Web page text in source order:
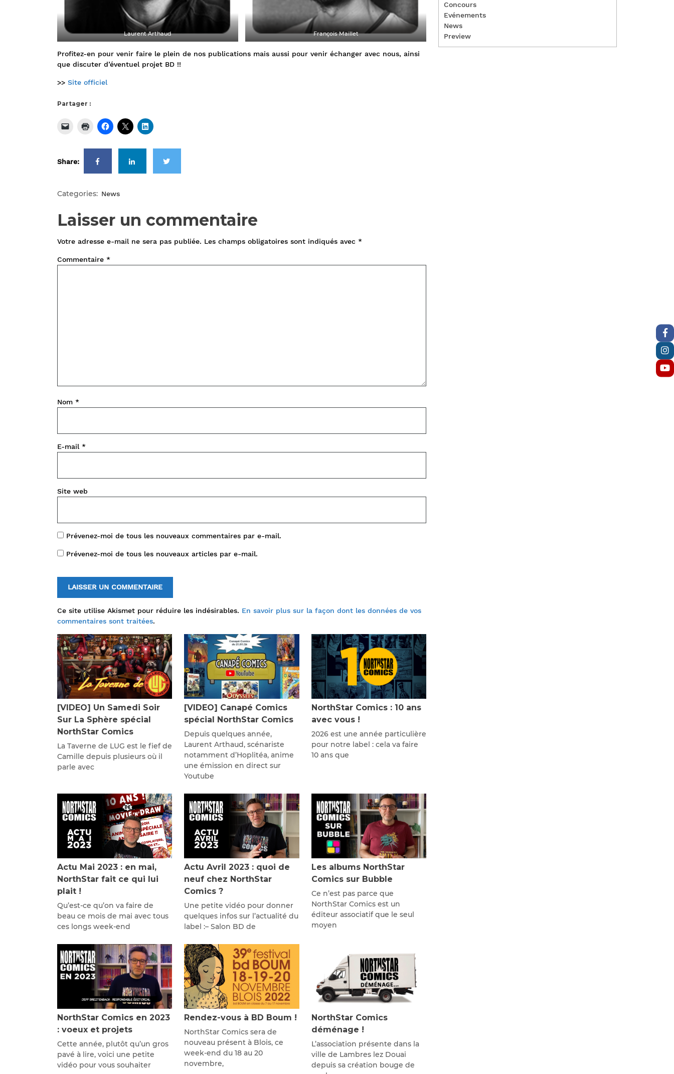
Laurent Arthaud François Maillet
Profitez-en pour venir faire le plein de nos publications mais aussi pour venir échanger avec nous, ainsi
que discuter d’éventuel projet BD !!
>> Site officiel
Partager :
Share:
Categories: News
Laisser un commentaire
Votre adresse e-mail ne sera pas publiée. Les champs obligatoires sont indiqués avec *
Commentaire *
Nom *
E-mail *
Site web
Prévenez-moi de tous les nouveaux commentaires par e-mail.
Prévenez-moi de tous les nouveaux articles par e-mail.
Ce site utilise Akismet pour réduire les indésirables. En savoir plus sur la façon dont les données de vos
commentaires sont traitées.
[VIDEO] Un Samedi Soir
Sur La Sphère spécial
NorthStar Comics
La Taverne de LUG est le fief de
Camille depuis plusieurs où il
parle avec
[VIDEO] Canapé Comics
spécial NorthStar Comics
Depuis quelques année,
Laurent Arthaud, scénariste
notamment d’Hoplitéa, anime
une émission en direct sur
Youtube
NorthStar Comics : 10 ans
avec vous !
2026 est une année particulière
pour notre label : cela va faire
10 ans que
Actu Mai 2023 : en mai,
NorthStar fait ce qui lui
plait !
Qu’est-ce qu’on va faire de
beau ce mois de mai avec tous
ces longs week-end
Actu Avril 2023 : quoi de
neuf chez NorthStar
Comics ?
Une petite vidéo pour donner
quelques infos sur l’actualité du
label :– Salon BD de
Les albums NorthStar
Comics sur Bubble
Ce n’est pas parce que
NorthStar Comics est un
éditeur associatif que le seul
moyen
NorthStar Comics en 2023
: voeux et projets
Cette année, plutôt qu’un gros
pavé à lire, voici une petite
vidéo pour vous souhaiter
Rendez-vous à BD Boum !
NorthStar Comics sera de
nouveau présent à Blois, ce
week-end du 18 au 20
novembre,
NorthStar Comics
déménage !
L’association présente dans la
ville de Lambres lez Douai
depuis sa création bouge de
Concours
Evénements
News
Preview